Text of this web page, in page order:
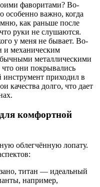
фаворитами? Во-
особенно важно, когда
как раньше после
руки не слушаются.
у меня не бывает. Во-
и механическим
металлическими
что они покрывались
приходил в
качества долго, что дает
комфортной
облегчённую лопату.
титан — идеальный
например,